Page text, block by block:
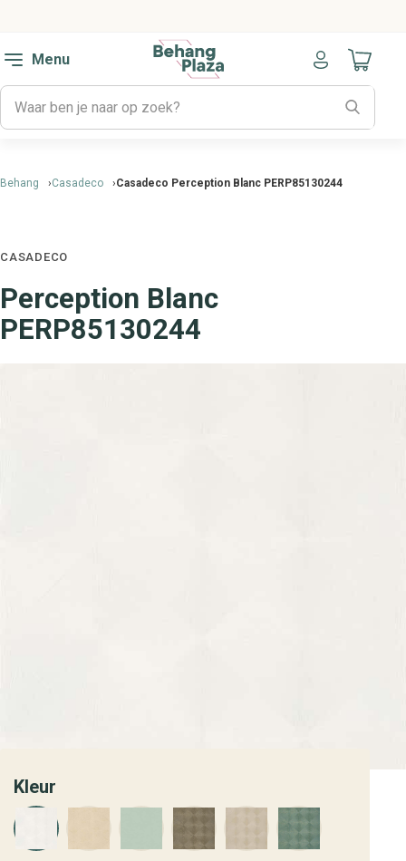
Menu
Naar
Behang Casadeco Casadeco Perception Blanc PERP85130244
CASADECO
Perception Blanc
PERP85130244
Kleur